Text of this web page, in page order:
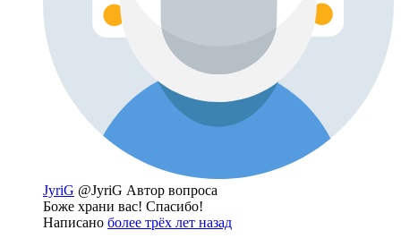
JyriG @JyriG Автор вопроса
Боже храни вас! Спасибо!
Написано более трёх лет назад